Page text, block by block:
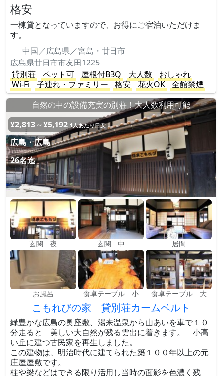
格安
一棟貸となっていますので、お得にご宿泊いただけま
す。
中国／広島県／宮島・廿日市
広島県廿日市市友田1225
貸別荘
ペット可 屋根付BBQ 大人数
おしゃれ
Wi-Fi
子連れ・ファミリー 格安 花火OK
全館禁煙
自然の中の設備充実の別荘！大人数利用可能
¥2,813～¥5,192 1人あたり目安
広島・広島
26名迄
玄関 夜 玄関 中 居間
お風呂 食卓テーブル 小 食卓テーブル 大
こもれびの家 貸別荘カームベルト
緑豊かな広島の奥座敷、湯来温泉から山あいを車で１０
分走ると 美しい大自然が残る雲出に着きます。 小高
い丘に建つ古民家を再生しました。
この建物は、明治時代に建てられた築１００年以上の元
庄屋屋敷です。
柱や梁などはできる限り活用し当時の面影を色濃く残